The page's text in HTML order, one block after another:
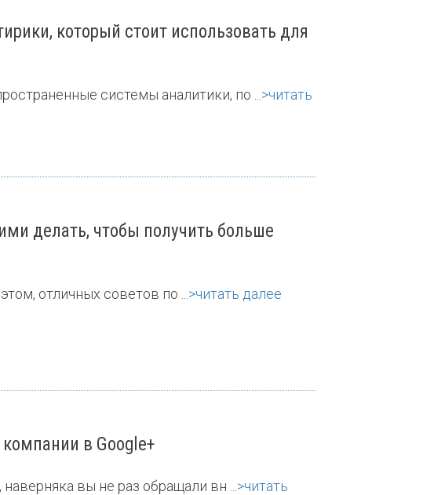
который стоит использовать для
системы аналитики, по ... >читать
делать, чтобы получить больше
отличных советов по ... >читать далее
в Google+
вы не раз обращали вн ... >читать